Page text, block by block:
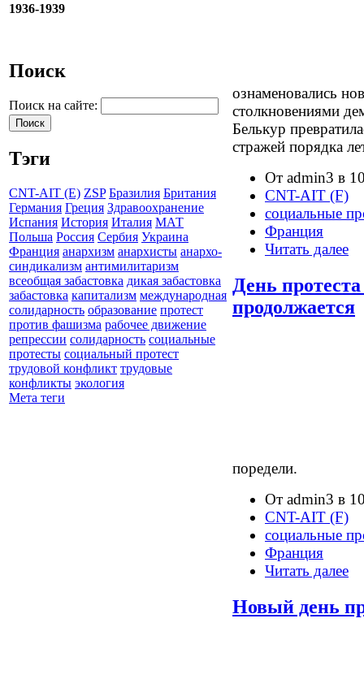
1936-1939
Поиск
Поиск на сайте:
Тэги
CNT-AIT (E) ZSP Бразилия Британия
Германия Греция Здравоохранение
Испания История Италия МАТ
Польша Россия Сербия Украина
Франция анархизм анархисты анархо-
синдикализм антимилитаризм
всеобщая забастовка дикая забастовка
забастовка капитализм международная
солидарность образование протест
против фашизма рабочее движение
репрессии солидарность социальные
протесты социальный протест
трудовой конфликт трудовые
конфликты экология
Мета теги
ознаменовались
столкновениями
Белькур
стражей порядка
От admin3 в
CNT-AIT (F)
социальные
Франция
Читать далее
День
продолжается
поредели.
От admin3 в
CNT-AIT (F)
социальные
Франция
Читать далее
Новый день